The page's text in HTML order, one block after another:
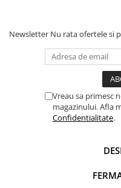
Newsletter Nu rata ofertele si
Vreau sa primesc
magazinului. Afla
Confidentialitate.